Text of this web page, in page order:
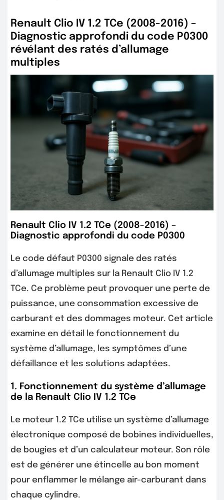
Renault Clio IV 1.2 TCe (2008-2016) –
Diagnostic approfondi du code P0300
révélant des ratés d’allumage
multiples
Renault Clio IV 1.2 TCe (2008-2016) –
Diagnostic approfondi du code P0300
Le code défaut P0300 signale des ratés
d’allumage multiples sur la Renault Clio IV 1.2
TCe. Ce problème peut provoquer une perte de
puissance, une consommation excessive de
carburant et des dommages moteur. Cet article
examine en détail le fonctionnement du
système d’allumage, les symptômes d’une
défaillance et les solutions adaptées.
1. Fonctionnement du système d’allumage
de la Renault Clio IV 1.2 TCe
Le moteur 1.2 TCe utilise un système d’allumage
électronique composé de bobines individuelles,
de bougies et d’un calculateur moteur. Son rôle
est de générer une étincelle au bon moment
pour enflammer le mélange air-carburant dans
chaque cylindre.